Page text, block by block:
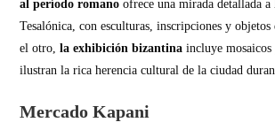
al período romano ofrece una mirada detallada
Tesalónica, con esculturas, inscripciones y
el otro,la exhibición bizantina incluye mosaicos
ilustran la rica herencia cultural de la ciudad
Mercado Kapani